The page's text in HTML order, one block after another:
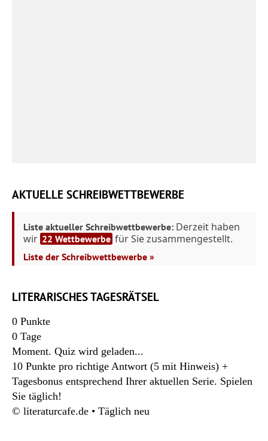
AKTUELLE SCHREIBWETTBEWERBE
Liste aktueller Schreibwettbewerbe: Derzeit haben
wir 22 Wettbewerbe für Sie zusammengestellt.
Liste der Schreibwettbewerbe »
LITERARISCHES TAGESRÄTSEL
0 Punkte
0 Tage
Moment. Quiz wird geladen...
10 Punkte pro richtige Antwort (5 mit Hinweis) +
Tagesbonus entsprechend Ihrer aktuellen Serie. Spielen
Sie täglich!
© literaturcafe.de • Täglich neu